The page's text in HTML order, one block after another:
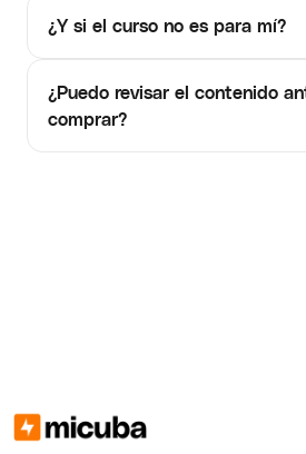
¿Y si el curso no es para mí?
¿Puedo revisar el contenido
comprar?